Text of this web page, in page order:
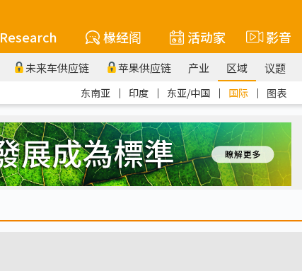
Research 椽经阁 活动家 影音
未来车供应链 苹果供应链 产业 区域 议题
东南亚 ｜ 印度 ｜ 东亚/中国 ｜ 国际 ｜ 图表